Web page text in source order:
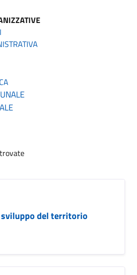
sviluppo del territorio